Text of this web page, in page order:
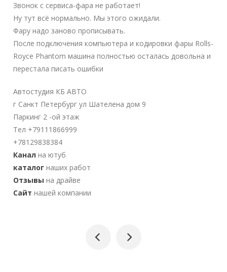
Звонок с сервиса-фара не работает!
Ну тут всё нормально. Мы этого ожидали.
Фару надо заново прописывать.
После подключения компьютера и кодировки фары Rolls-
Royce Phantom машина полностью осталась довольна и
перестала писать ошибки
Автостудия КБ АВТО
г Санкт Петербург ул Шателена дом 9
Паркинг 2 -ой этаж
Тел +79111866999
+78129838384
Канал на ютуб
каталог наших работ
Отзывы на драйве
Сайт нашей компании